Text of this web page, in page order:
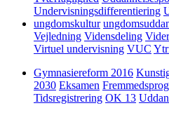
Undervisningsdifferentiering
ungdomskultur
Vejledning Vidensdeling
Virtuel undervisning VUC
Gymnasiereform 2016
2030 Eksamen Fremmedsprog
Tidsregistrering OK 13